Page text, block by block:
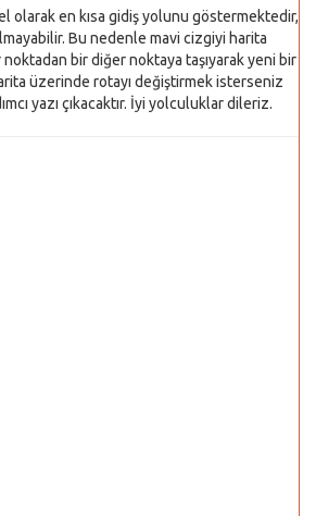
olarak en kısa gidiş yolunu göstermektedir,
Bu nedenle mavi cizgiyi harita
bir diğer noktaya taşıyarak yeni bir
üzerinde rotayı değiştirmek isterseniz
yazı çıkacaktır. İyi yolculuklar dileriz.